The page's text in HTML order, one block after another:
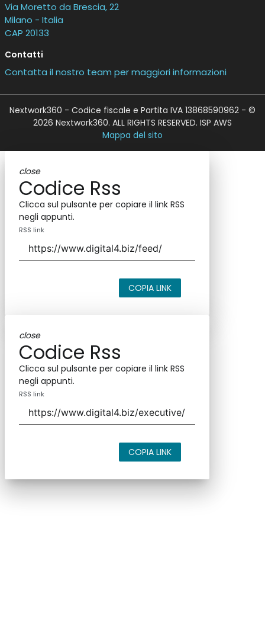
Via Moretto da Brescia, 22
Milano - Italia
CAP 20133
Contatti
Contatta il nostro team per maggiori informazioni
Nextwork360 - Codice fiscale e Partita IVA 13868590962 - ©
2026 Nextwork360. ALL RIGHTS RESERVED. ISP AWS
Mappa del sito
close
Codice Rss
Clicca sul pulsante per copiare il link RSS
negli appunti.
RSS link
COPIA LINK
close
Codice Rss
Clicca sul pulsante per copiare il link RSS
negli appunti.
RSS link
COPIA LINK